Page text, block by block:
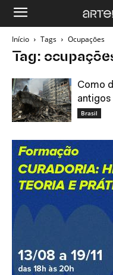
Início Tags Ocupaçōes
Tag:
Como
Brasil